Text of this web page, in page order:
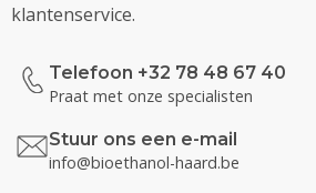
klantenservice.
Telefoon +32 78 48 67 40
Praat met onze specialisten
Stuur ons een e-mail
info@bioethanol-haard.be